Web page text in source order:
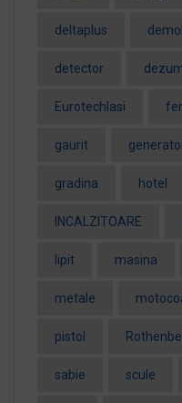
deltaplus
detector
EurotechIasi
gaurit
gradina hotel
INCALZITOARE
lipit masina
metale
pistol
sabie scule